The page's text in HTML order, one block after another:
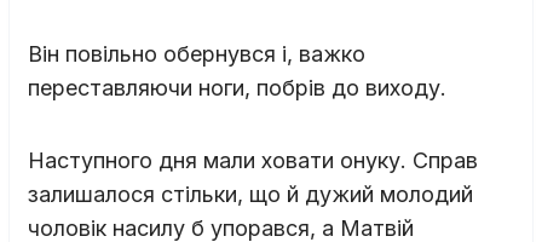
Він повільно обернувся і, важко
переставляючи ноги, побрів до виходу.
Наступного дня мали ховати онуку. Справ
залишалося стільки, що й дужий молодий
чоловік насилу б упорався, а Матвій